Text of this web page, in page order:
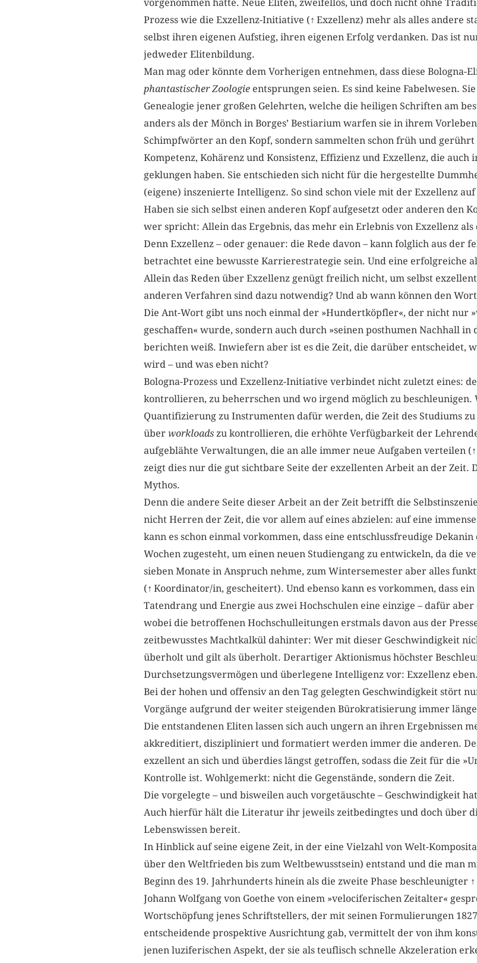
vorgenommen hätte. Neue Eliten, zweifellos, und doch nicht ohne
Prozess wie die Exzellenz-Initiative (↑ Exzellenz) mehr als alles andere
selbst ihren eigenen Aufstieg, ihren eigenen Erfolg verdanken. Das ist
jedweder Elitenbildung.
Man mag oder könnte dem Vorherigen entnehmen, dass diese Bologna-
phantastischer Zoologieentsprungen seien. Es sind keine Fabelwesen.
Genealogie jener großen Gelehrten, welche die heiligen Schriften am
anders als der Mönch in Borges’ Bestiarium warfen sie in ihrem
Schimpfwörter an den Kopf, sondern sammelten schon früh und
Kompetenz, Kohärenz und Konsistenz, Effizienz und Exzellenz, die
geklungen haben. Sie entschieden sich nicht für die hergestellte
(eigene) inszenierte Intelligenz. So sind schon viele mit der Exzellenz
Haben sie sich selbst einen anderen Kopf aufgesetzt oder anderen den
wer spricht: Allein das Ergebnis, das mehr ein Erlebnis von Exzellenz
Denn Exzellenz – oder genauer: die Rede davon – kann folglich aus der
betrachtet eine bewusste Karrierestrategie sein. Und eine erfolgreiche
Allein das Reden über Exzellenz genügt freilich nicht, um selbst
anderen Verfahren sind dazu notwendig? Und ab wann können den
Die Ant-Wort gibt uns noch einmal der »Hundertköpfler«, der nicht nur
geschaffen« wurde, sondern auch durch »seinen posthumen Nachhall in
berichten weiß. Inwiefern aber ist es die Zeit, die darüber entscheidet,
wird – und was eben nicht?
Bologna-Prozess und Exzellenz-Initiative verbindet nicht zuletzt eines:
kontrollieren, zu beherrschen und wo irgend möglich zu beschleunigen.
Quantifizierung zu Instrumenten dafür werden, die Zeit des Studiums
über workloadszu kontrollieren, die erhöhte Verfügbarkeit der
aufgeblähte Verwaltungen, die an alle immer neue Aufgaben verteilen (↑
zeigt dies nur die gut sichtbare Seite der exzellenten Arbeit an der Zeit.
Mythos.
Denn die andere Seite dieser Arbeit an der Zeit betrifft die
nicht Herren der Zeit, die vor allem auf eines abzielen: auf eine
kann es schon einmal vorkommen, dass eine entschlussfreudige
Wochen zugesteht, um einen neuen Studiengang zu entwickeln, da die
sieben Monate in Anspruch nehme, zum Wintersemester aber alles
(↑ Koordinator/in, gescheitert). Und ebenso kann es vorkommen, dass
Tatendrang und Energie aus zwei Hochschulen eine einzige – dafür aber
wobei die betroffenen Hochschulleitungen erstmals davon aus der
zeitbewusstes Machtkalkül dahinter: Wer mit dieser Geschwindigkeit
überholt und gilt als überholt. Derartiger Aktionismus höchster
Durchsetzungsvermögen und überlegene Intelligenz vor: Exzellenz eben.
Bei der hohen und offensiv an den Tag gelegten Geschwindigkeit stört
Vorgänge aufgrund der weiter steigenden Bürokratisierung immer
Die entstandenen Eliten lassen sich auch ungern an ihren Ergebnissen
akkreditiert, diszipliniert und formatiert werden immer die anderen.
exzellent an sich und überdies längst getroffen, sodass die Zeit für die
Kontrolle ist. Wohlgemerkt: nicht die Gegenstände, sondern die Zeit.
Die vorgelegte – und bisweilen auch vorgetäuschte – Geschwindigkeit
Auch hierfür hält die Literatur ihr jeweils zeitbedingtes und doch über
Lebenswissen bereit.
In Hinblick auf seine eigene Zeit, in der eine Vielzahl von Welt-
über den Weltfrieden bis zum Weltbewusstsein) entstand und die man
Beginn des 19. Jahrhunderts hinein als die zweite Phase beschleunigter ↑
Johann Wolfgang von Goethe von einem »velociferischen Zeitalter«
Wortschöpfung jenes Schriftstellers, der mit seinen Formulierungen
entscheidende prospektive Ausrichtung gab, vermittelt der von ihm
jenen luziferischen Aspekt, der sie als teuflisch schnelle Akzeleration